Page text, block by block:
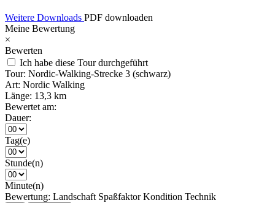
Weitere Downloads PDF downloaden
Meine Bewertung
×
Bewerten
Ich habe diese Tour durchgeführt
Tour: Nordic-Walking-Strecke 3 (schwarz)
Art: Nordic Walking
Länge: 13,3 km
Bewertet am:
Dauer:
Tag(e)
Stunde(n)
Minute(n)
Bewertung: Landschaft Spaßfaktor Kondition Technik